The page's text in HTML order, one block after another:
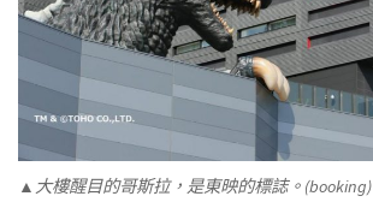
▲大樓醒目的哥斯拉，是東映的標誌。(booking)